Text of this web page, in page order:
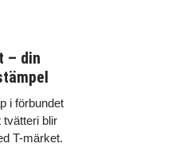
– din
i förbundet
tvätteri blir
T-märket.